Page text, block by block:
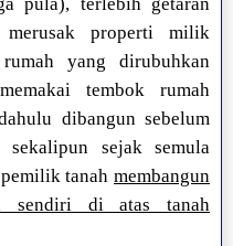
properti milik
yang dirubuhkan
tembok rumah
dibangun sebelum
sekalipun sejak semula
tanah membangun
sendiri di atas tanah